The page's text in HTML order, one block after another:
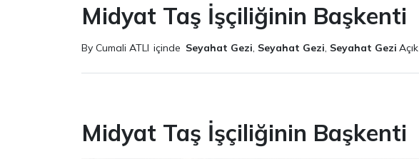
Midyat Taş İşçiliğinin Başkenti
By Cumali ATLI içinde Seyahat Gezi Seyahat Gezi Seyahat Gezi Açık
Midyat Taş İşçiliğinin Başkenti